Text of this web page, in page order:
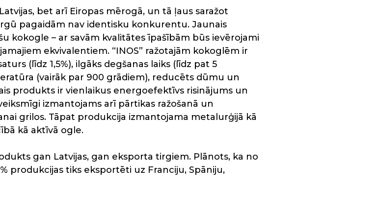
bet arī Eiropas mērogā, un tā ļaus saražot
pagaidām nav identisku konkurentu. Jaunais
kokogle – ar savām kvalitātes īpašībām būs ievērojami
ekvivalentiem. “INOS” ražotajām kokoglēm ir
(līdz 1,5%), ilgāks degšanas laiks (līdz pat 5
(vairāk par 900 grādiem), reducēts dūmu un
produkts ir vienlaikus energoefektīvs risinājums un
izmantojams arī pārtikas ražošanā un
grilos. Tāpat produkcija izmantojama metalurģijā kā
kā aktīvā ogle.
gan Latvijas, gan eksporta tirgiem. Plānots, ka no
produkcijas tiks eksportēti uz Franciju, Spāniju,